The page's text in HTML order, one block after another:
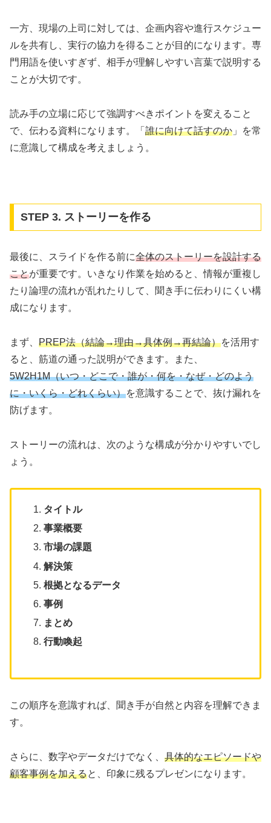
一方、現場の上司に対しては、企画内容や進行スケジュー
ルを共有し、実行の協力を得ることが目的になります。専
門用語を使いすぎず、相手が理解しやすい言葉で説明する
ことが大切です。
読み手の立場に応じて強調すべきポイントを変えること
で、伝わる資料になります。「 誰に向けて話すのか 」を常
に意識して構成を考えましょう。
STEP 3. ストーリーを作る
最後に、スライドを作る前に全体のストーリーを設計する
ことが重要です。いきなり作業を始めると、情報が重複し
たり論理の流れが乱れたりして、聞き手に伝わりにくい構
成になります。
まず、 PREP法（結論→理由→具体例→再結論）を活用す
ると、筋道の通った説明ができます。また、
5W2H1M（いつ・どこで・誰が・何を・なぜ・どのよう
に・いくら・どれくらい）を意識することで、抜け漏れを
防げます。
ストーリーの流れは、次のような構成が分かりやすいでし
ょう。
タイトル
事業概要
市場の課題
解決策
根拠となるデータ
事例
まとめ
行動喚起
この順序を意識すれば、聞き手が自然と内容を理解できま
す。
さらに、数字やデータだけでなく、 具体的なエピソードや
顧客事例を加えると、印象に残るプレゼンになります。